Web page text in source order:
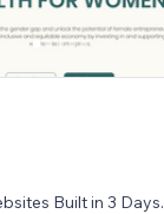
Built in 3 Days.